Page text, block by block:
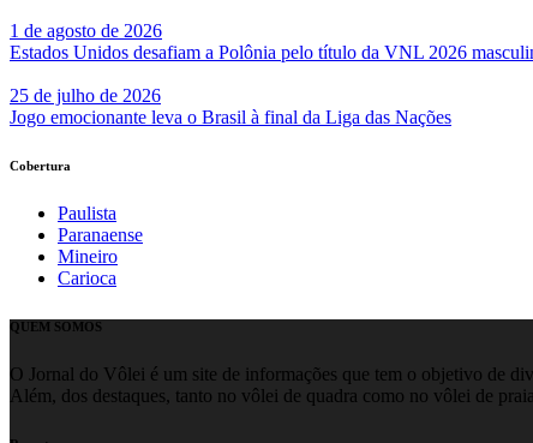
1 de agosto de 2026
Estados Unidos desafiam a Polônia pelo título da VNL 2026
25 de julho de 2026
Jogo emocionante leva o Brasil à final da Liga das Nações
Cobertura
Paulista
Paranaense
Mineiro
Carioca
QUEM SOMOS
O Jornal do Vôlei é um site de informações que tem o objetivo de
Além, dos destaques, tanto no vôlei de quadra como no vôlei de